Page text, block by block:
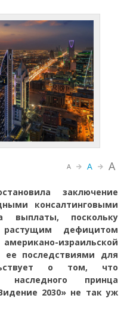
A A A
заключение
консалтинговыми
выплаты, поскольку
дефицитом
израильской
ее последствиями для
о том, что
наследного принца
2030» не так уж